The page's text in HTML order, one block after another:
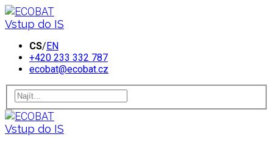
Vstup do IS
CS/EN
+420 233 332 787
ecobat@ecobat.cz
Vstup do IS